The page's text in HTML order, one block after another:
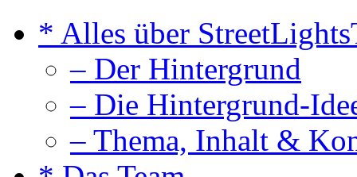
* Alles über
– Der Hintergrund
– Die Hintergrund-
– Thema, Inhalt &